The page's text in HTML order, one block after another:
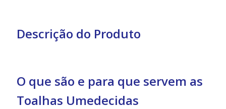
Descrição do Produto
O que são e para que servem as
Toalhas Umedecidas